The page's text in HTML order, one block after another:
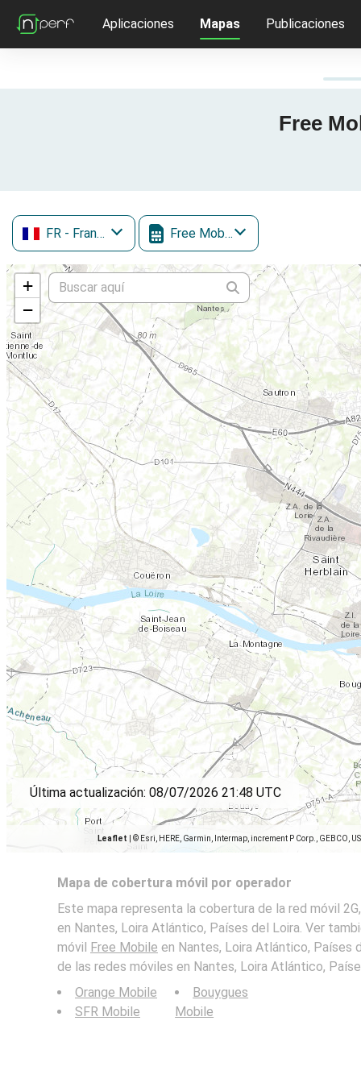
Aplicaciones Mapas Publicaciones
Free
FR - Francia Free Mobile
+
−
Leaflet © Esri, HERE, Garmin, Intermap, increment P Corp., GEBCO,
Última actualización: 08/07/2026 21:48 UTC
Mapa de cobertura móvil por operador
Este mapa representa la cobertura de la red móvil
en Nantes, Loira Atlántico, Países del Loira. Ver
móvil Free Mobile en Nantes, Loira Atlántico, Países
de las redes móviles en Nantes, Loira Atlántico,
Orange Mobile
SFR Mobile
Bouygues
Mobile